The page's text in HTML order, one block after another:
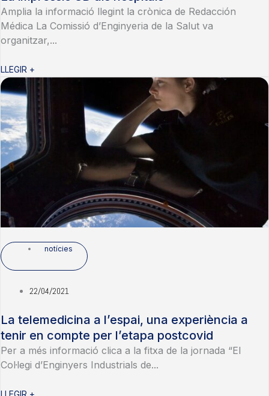
Amplia la informació llegint la crònica de Redacción
Médica La Comissió d’Enginyeria de la Salut va
organitzar,...
LLEGIR +
notícies
22/04/2021
La telemedicina a l’espai, una experiència a
tenir en compte per l’etapa postcovid
Per a més informació clica a la fitxa de la jornada “El
Col·legi d’Enginyers Industrials de...
LLEGIR +